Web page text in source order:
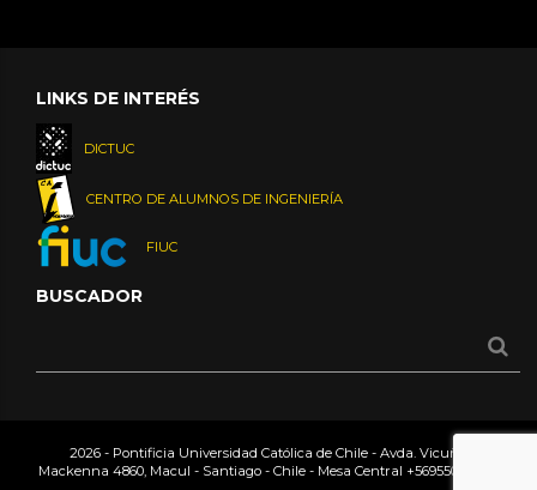
LINKS DE INTERÉS
DICTUC
CENTRO DE ALUMNOS DE INGENIERÍA
FIUC
BUSCADOR
2026 - Pontificia Universidad Católica de Chile - Avda. Vicuña
Mackenna 4860, Macul - Santiago - Chile - Mesa Central +56955042000